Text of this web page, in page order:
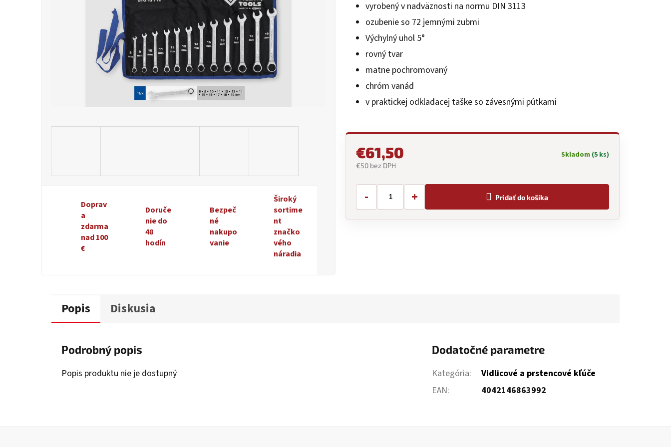
Doprav
a
zdarma
nad 100
€
Doruče
nie do
48
hodín
Bezpeč
né
nakupo
vanie
Široký
sortime
nt
značko
vého
náradia
hviezdičiek.
vyrobený v nadväznosti na normu DIN 3113
ozubenie so 72 jemnými zubmi
Výchylný uhol 5°
rovný tvar
matne pochromovaný
chróm vanád
v praktickej odkladacej taške so závesnými pútkami
€61,50
€50 bez DPH
Skladom (5 ks)
- + Pridať do košíka
Popis Diskusia
Podrobný popis
Popis produktu nie je dostupný
Dodatočné parametre
Kategória:
Vidlicové a prstencové kľúče
EAN: 4042146863992